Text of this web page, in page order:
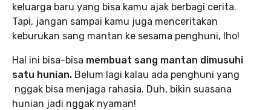
keluarga baru yang bisa kamu ajak berbagi cerita.
Tapi, jangan sampai kamu juga menceritakan
keburukan sang mantan ke sesama penghuni, lho!
Hal ini bisa-bisa membuat sang mantan dimusuhi
satu hunian. Belum lagi kalau ada penghuni yang
nggak bisa menjaga rahasia. Duh, bikin suasana
hunian jadi nggak nyaman!